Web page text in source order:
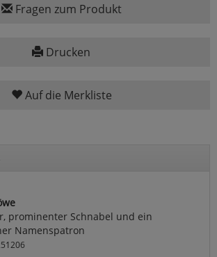
Fragen zum Produkt
Drucken
Auf die Merkliste
prominenter Schnabel und ein
Namenspatron